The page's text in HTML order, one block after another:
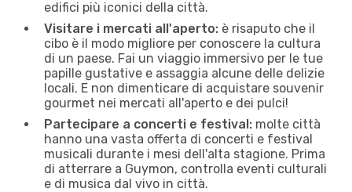
edifici più iconici della città.
Visitare i mercati all'aperto: è risaputo che il
cibo è il modo migliore per conoscere la cultura
di un paese. Fai un viaggio immersivo per le tue
papille gustative e assaggia alcune delle delizie
locali. E non dimenticare di acquistare souvenir
gourmet nei mercati all'aperto e dei pulci!
Partecipare a concerti e festival: molte città
hanno una vasta offerta di concerti e festival
musicali durante i mesi dell'alta stagione. Prima
di atterrare a Guymon, controlla eventi culturali
e di musica dal vivo in città.